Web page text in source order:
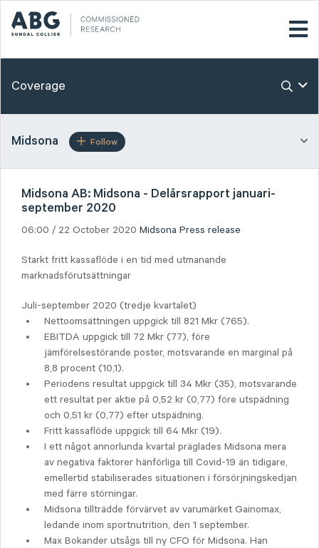
Coverage
Midsona Follow
Midsona AB: Midsona - Delårsrapport januari-
september 2020
06:00 / 22 October 2020 Midsona Press release
Starkt fritt kassaflöde i en tid med utmanande
marknadsförutsättningar
Juli-september 2020 (tredje kvartalet)
Nettoomsättningen uppgick till 821 Mkr (765).
EBITDA uppgick till 72 Mkr (77), före
jämförelsestörande poster, motsvarande en marginal på
8,8 procent (10,1).
Periodens resultat uppgick till 34 Mkr (35), motsvarande
ett resultat per aktie på 0,52 kr (0,77) före utspädning
och 0,51 kr (0,77) efter utspädning.
Fritt kassaflöde uppgick till 64 Mkr (19).
I ett något annorlunda kvartal präglades Midsona mera
av negativa faktorer hänförliga till Covid-19 än tidigare,
emellertid stabiliserades situationen i försörjningskedjan
med färre störningar.
Midsona tillträdde förvärvet av varumärket Gainomax,
ledande inom sportnutrition, den 1 september.
Max Bokander utsågs till ny CFO för Midsona. Han